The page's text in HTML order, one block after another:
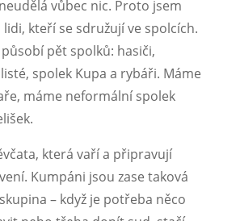
vůbec nic. Proto jsem
kteří se sdružují ve spolcích.
pět spolků: hasiči,
spolek Kupa a rybáři. Máme
máme neformální spolek
která vaří a připravují
Kumpáni jsou zase taková
– když je potřeba něco